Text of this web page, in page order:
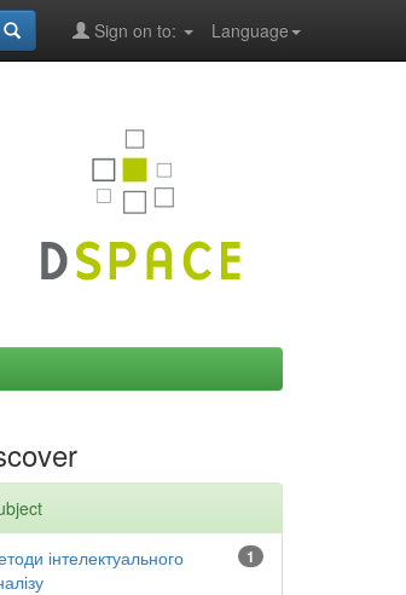
Language
Sign on to:
1
інтелектуального